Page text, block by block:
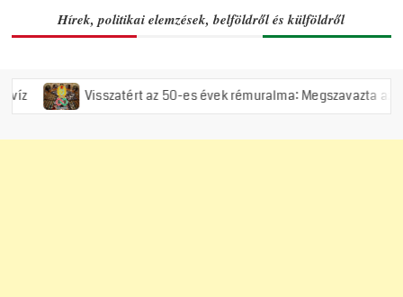
Hírek, politikai elemzések, belföldről és külföldről
Visszatért az 50-es évek rémuralma: Megszavazta az országgyűlés